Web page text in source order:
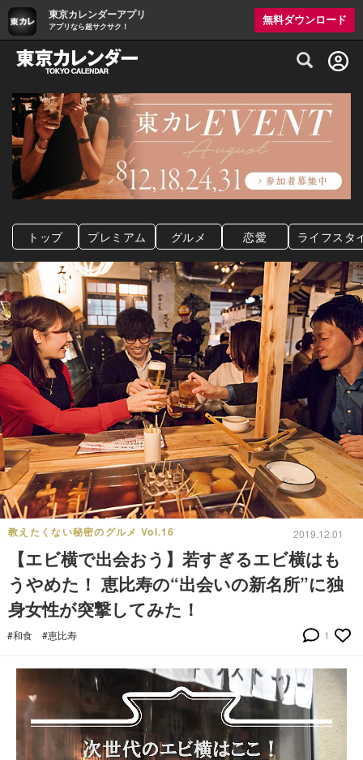
東京カレンダーアプリ
アプリなら超サクサク！
無料ダウンロード
グルメ情報・プレミアムレストラン予約
トップ プレミアム グルメ 恋愛 ライフスタ
教えたくない秘密のグルメ Vol.16 2019.12.01
【エビ横で出会おう】若すぎるエビ横はも
うやめた！ 恵比寿の“出会いの新名所”に独
身女性が突撃してみた！
#和食 #恵比寿 1